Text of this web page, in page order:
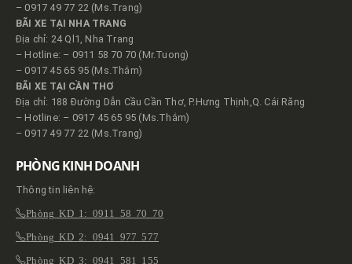
– 0917 49 77 22 (Ms.Trang)
BÃI XE TẠI NHA TRANG
Địa chỉ: 24 Ql1, Nha Trang
– Hotline: – 0911 58 70 70 (Mr.Tuong)
– 0917 45 65 95 (Ms.Thắm)
BÃI XE TẠI CẦN THƠ
Địa chỉ: 188 Đường Dẫn Cầu Cần Thơ, P.Hưng Thịnh,Q. Cái Răng
– Hotline: – 0917 45 65 95 (Ms.Thắm)
– 0917 49 77 22 (Ms.Trang)
PHÒNG KINH DOANH
Thông tin liên hệ:
Phòng KD 1: 0911 58 70 70
Phòng KD 2: 0941 977 577
Phòng KD 3: 0941 581 155